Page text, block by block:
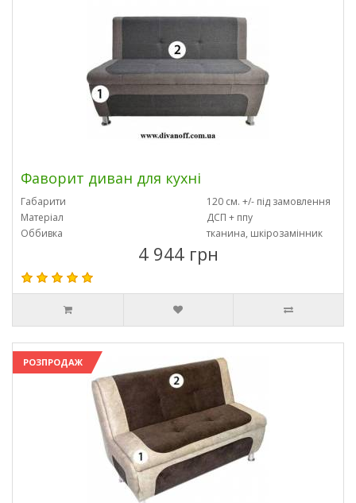
Фаворит диван для кухні
Габарити
120 см. +/- під замовлення
Матеріал
ДСП + ппу
Оббивка
тканина, шкірозамінник
4 944 грн
РОЗПРОДАЖ